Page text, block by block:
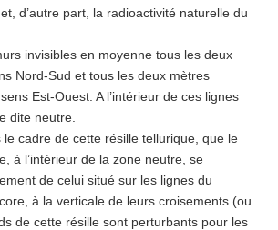
d’autre part, la radioactivité naturelle du
invisibles en moyenne tous les deux
Nord-Sud et tous les deux mètres
Est-Ouest. A l’intérieur de ces lignes
dite neutre.
cadre de cette résille tellurique, que le
à l’intérieur de la zone neutre, se
de celui situé sur les lignes du
à la verticale de leurs croisements (ou
de cette résille sont perturbants pour les